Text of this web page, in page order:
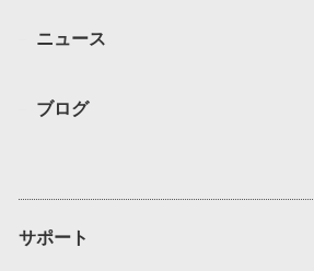
ニュース
ブログ
サポート